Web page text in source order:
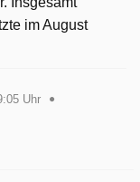
im August
Uhr